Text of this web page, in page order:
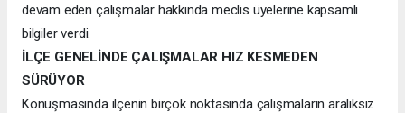
devam eden çalışmalar hakkında meclis üyelerine kapsamlı
bilgiler verdi.
İLÇE GENELİNDE ÇALIŞMALAR HIZ KESMEDEN
SÜRÜYOR
Konuşmasında ilçenin birçok noktasında çalışmaların aralıksız